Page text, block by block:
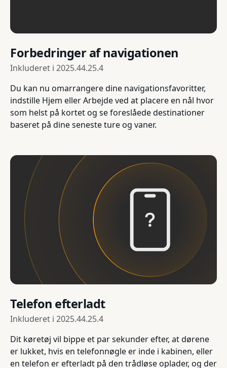
Forbedringer af navigationen
Inkluderet i 2025.44.25.4
Du kan nu omarrangere dine navigationsfavoritter,
indstille Hjem eller Arbejde ved at placere en nål hvor
som helst på kortet og se foreslåede destinationer
baseret på dine seneste ture og vaner.
Telefon efterladt
Inkluderet i 2025.44.25.4
Dit køretøj vil bippe et par sekunder efter, at dørene
er lukket, hvis en telefonnøgle er inde i kabinen, eller
en telefon er efterladt på den trådløse oplader, og der